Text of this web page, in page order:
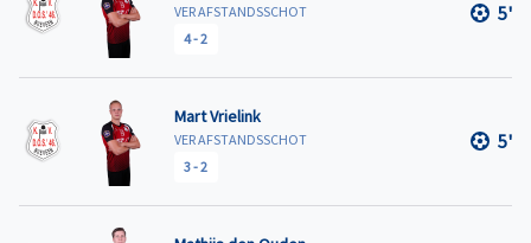
VER AFSTANDSSCHOT
4-2
5'
Mart Vrielink
VER AFSTANDSSCHOT
3-2
5'